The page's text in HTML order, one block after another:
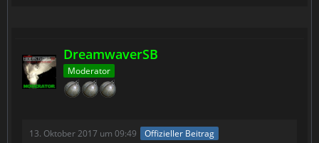
DreamwaverSB
Moderator
13. Oktober 2017 um 09:49 Offizieller Beitrag